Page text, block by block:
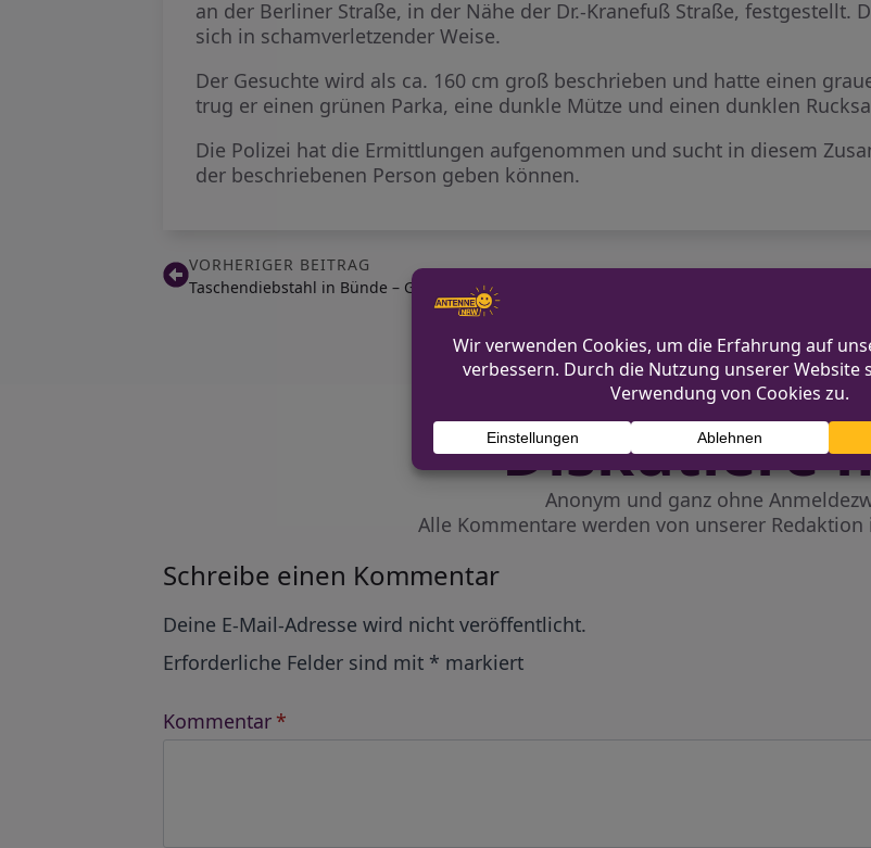
an der Berliner Straße, in der Nähe der Dr.-Kranefuß Straße, festgestellt.
sich in schamverletzender Weise.
Der Gesuchte wird als ca. 160 cm groß beschrieben und hatte einen
trug er einen grünen Parka, eine dunkle Mütze und einen dunklen
Die Polizei hat die Ermittlungen aufgenommen und sucht in diesem
der beschriebenen Person geben können.
VORHERIGER BEITRAG
Taschendiebstahl in Bünde – Geldbörsen entwendet
Diskutiere
Anonym und ganz ohne
Alle Kommentare werden von unserer
Schreibe einen Kommentar
Deine E-Mail-Adresse wird nicht veröffentlicht.
Erforderliche Felder sind mit * markiert
Kommentar *